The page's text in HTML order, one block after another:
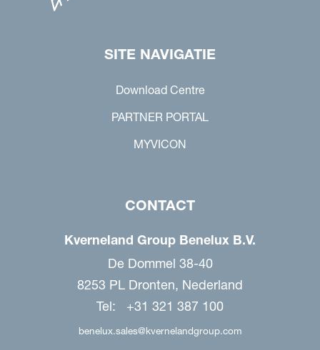
SITE NAVIGATIE
Download Centre
PARTNER PORTAL
MYVICON
CONTACT
Kverneland Group Benelux B.V.
De Dommel 38-40
8253 PL Dronten, Nederland
Tel: +31 321 387 100
benelux.sales@kvernelandgroup.com